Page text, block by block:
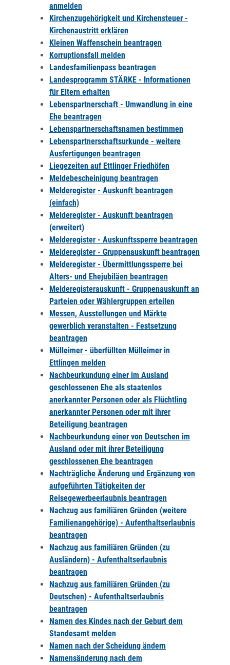
anmelden
Kirchenzugehörigkeit und Kirchensteuer -
Kirchenaustritt erklären
Kleinen Waffenschein beantragen
Korruptionsfall melden
Landesfamilienpass beantragen
Landesprogramm STÄRKE - Informationen
für Eltern erhalten
Lebenspartnerschaft - Umwandlung in eine
Ehe beantragen
Lebenspartnerschaftsnamen bestimmen
Lebenspartnerschaftsurkunde - weitere
Ausfertigungen beantragen
Liegezeiten auf Ettlinger Friedhöfen
Meldebescheinigung beantragen
Melderegister - Auskunft beantragen
(einfach)
Melderegister - Auskunft beantragen
(erweitert)
Melderegister - Auskunftssperre beantragen
Melderegister - Gruppenauskunft beantragen
Melderegister - Übermittlungssperre bei
Alters- und Ehejubiläen beantragen
Melderegisterauskunft - Gruppenauskunft an
Parteien oder Wählergruppen erteilen
Messen, Ausstellungen und Märkte
gewerblich veranstalten - Festsetzung
beantragen
Mülleimer - überfüllten Mülleimer in
Ettlingen melden
Nachbeurkundung einer im Ausland
geschlossenen Ehe als staatenlos
anerkannter Personen oder als Flüchtling
anerkannter Personen oder mit ihrer
Beteiligung beantragen
Nachbeurkundung einer von Deutschen im
Ausland oder mit ihrer Beteiligung
geschlossenen Ehe beantragen
Nachträgliche Änderung und Ergänzung von
aufgeführten Tätigkeiten der
Reisegewerbeerlaubnis beantragen
Nachzug aus familiären Gründen (weitere
Familienangehörige) - Aufenthaltserlaubnis
beantragen
Nachzug aus familiären Gründen (zu
Ausländern) - Aufenthaltserlaubnis
beantragen
Nachzug aus familiären Gründen (zu
Deutschen) - Aufenthaltserlaubnis
beantragen
Namen des Kindes nach der Geburt dem
Standesamt melden
Namen nach der Scheidung ändern
Namensänderung nach dem